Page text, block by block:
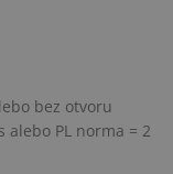
bez otvoru
alebo PL norma = 2